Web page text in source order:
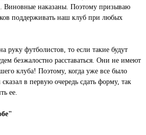
Виновные наказаны. Поэтому призываю
поддерживать наш клуб при любых
руку футболистов, то если такие будут
безжалостно расставаться. Они не имеют
клуба! Поэтому, когда уже все было
в первую очередь сдать форму, так
ее.